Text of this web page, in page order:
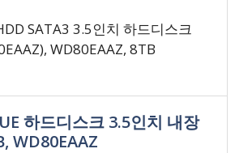
SATA3 3.5인치 하드디스크
WD80EAAZ, 8TB
하드디스크 3.5인치 내장
WD80EAAZ